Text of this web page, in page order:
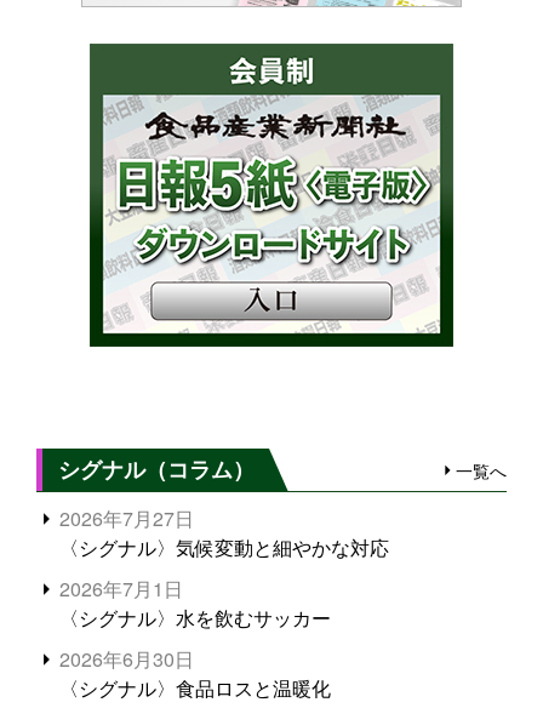
シグナル（コラム） 一覧へ
2026年7月27日
〈シグナル〉気候変動と細やかな対応
2026年7月1日
〈シグナル〉水を飲むサッカー
2026年6月30日
〈シグナル〉食品ロスと温暖化